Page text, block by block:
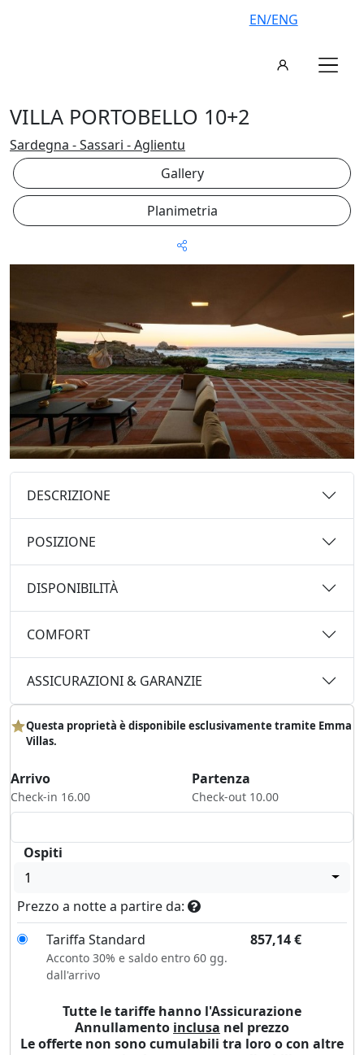
EN/ENG
VILLA PORTOBELLO 10+2
Sardegna - Sassari - Aglientu
Gallery
Planimetria
DESCRIZIONE
POSIZIONE
DISPONIBILITÀ
COMFORT
ASSICURAZIONI & GARANZIE
Questa proprietà è disponibile esclusivamente tramite Emma
Villas.
Arrivo
Check-in 16.00
Partenza
Check-out 10.00
Ospiti
1
Prezzo a notte a partire da:
Tariffa Standard
857,14€
Acconto 30% e saldo entro 60 gg.
dall'arrivo
Tutte le tariffe hanno l'Assicurazione
Annullamento inclusa nel prezzo
Le offerte non sono cumulabili tra loro o con altre